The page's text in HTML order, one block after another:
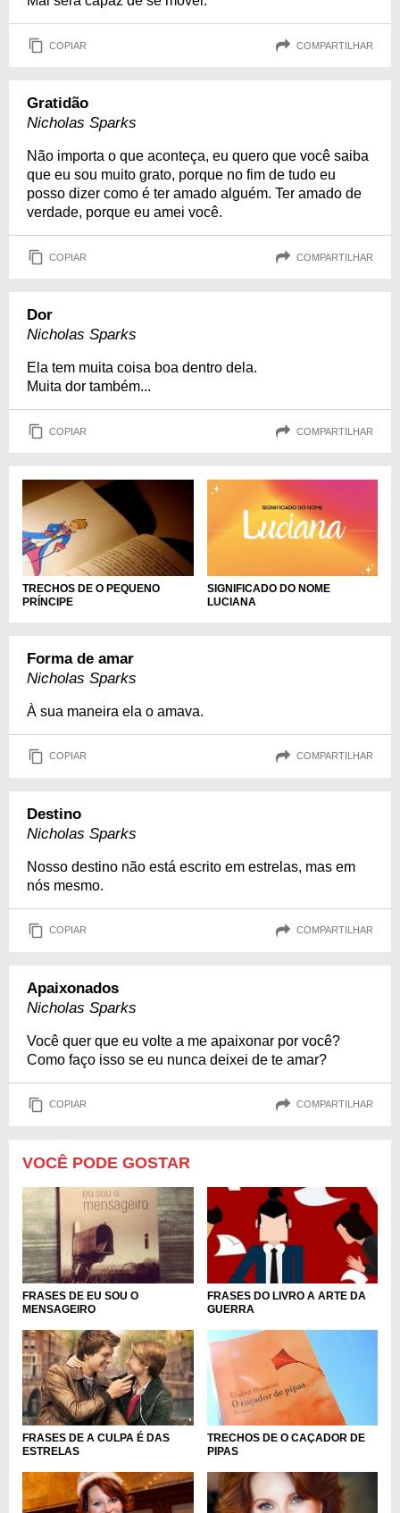
COPIAR COMPARTILHAR
Gratidão
Nicholas Sparks
Não importa o que aconteça, eu quero que você saiba
que eu sou muito grato, porque no fim de tudo eu
posso dizer como é ter amado alguém. Ter amado de
verdade, porque eu amei você.
COPIAR COMPARTILHAR
Dor
Nicholas Sparks
Ela tem muita coisa boa dentro dela.
Muita dor também...
COPIAR COMPARTILHAR
TRECHOS DE O PEQUENO
PRÍNCIPE
SIGNIFICADO DO NOME
LUCIANA
Forma de amar
Nicholas Sparks
À sua maneira ela o amava.
COPIAR COMPARTILHAR
Destino
Nicholas Sparks
Nosso destino não está escrito em estrelas, mas em
nós mesmo.
COPIAR COMPARTILHAR
Apaixonados
Nicholas Sparks
Você quer que eu volte a me apaixonar por você?
Como faço isso se eu nunca deixei de te amar?
COPIAR COMPARTILHAR
VOCÊ PODE GOSTAR
FRASES DE EU SOU O
MENSAGEIRO
FRASES DO LIVRO A ARTE DA
GUERRA
FRASES DE A CULPA É DAS
ESTRELAS
TRECHOS DE O CAÇADOR DE
PIPAS